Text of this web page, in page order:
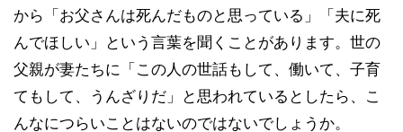
から「お父さんは死んだものと思っている」「夫に死
んでほしい」という言葉を聞くことがあります。世の
父親が妻たちに「この人の世話もして、働いて、子育
てもして、うんざりだ」と思われているとしたら、こ
んなにつらいことはないのではないでしょうか。